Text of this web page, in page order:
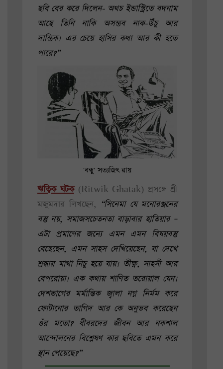
ছবি বের করে দিলেন- অথচ ইন্ডাস্ট্রিতে বদনাম
আছে তিনি নাকি অসম্ভব নাক-উঁচু আর
দাম্ভিক। এর চেয়ে হাসির কথা আর কী হতে
পারে?”
'বন্ধু' সত্যজিৎ রায়
ঋত্বিক ঘটক(Ritwik Ghatak) প্রসঙ্গে শ্রী
মজুমদার লিখছেন, “সিনেমা যে মনোরঞ্জনের
বস্তু নয়, সমাজসচেতনতা বাড়াবার হাতিয়ার –
এটা প্রমাণের জন্যে এমন এমন বিষয়বস্তু
বেছেছেন, এমন সাহস দেখিয়েছেন, যা দেখে
শ্রদ্ধায় মাথা নিচু হয়ে যায়। তীক্ষ্ণ, সাহসী আর
বেপরোয়া। এক কথায় শাণিত তরোয়াল যেন।
দেশভাগের মর্মান্তিক জ্বালা নগ্ন নির্মম করে
ফোটানোর তাগিদ আর কে অনুভব করেছেন
ওঁর মতো? ধীবরদের জীবন আর নকশাল
আন্দোলনের বিশ্লেষণ কার ছবিতে এমন করে
স্থান পেয়েছে?”